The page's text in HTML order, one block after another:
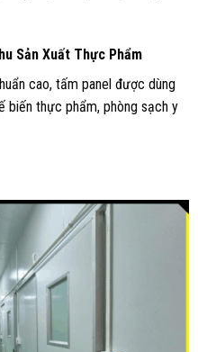
Sản Xuất Thực Phẩm
cao, tấm panel được dùng
biến thực phẩm, phòng sạch y